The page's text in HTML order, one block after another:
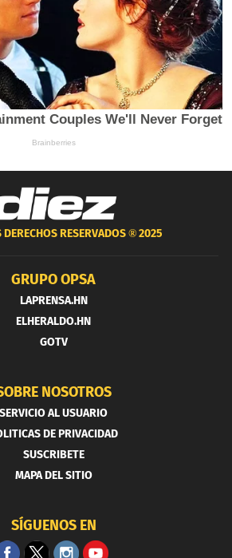
DERECHOS RESERVADOS ®2025
GRUPO OPSA
LAPRENSA.HN
ELHERALDO.HN
GOTV
NOSOTROS
SERVICIO AL USUARIO
DE PRIVACIDAD
SUSCRIBETE
MAPA DEL SITIO
SÍGUENOS EN